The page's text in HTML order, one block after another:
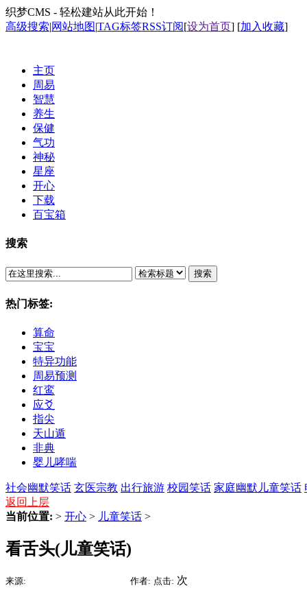
织梦CMS - 轻松建站从此开始！
高级搜索|网站地图|TAG标签RSS订阅[设为首页] [加入收藏]
主页
周易
智慧
养生
保健
气功
神秘
星座
开心
下载
百宝箱
搜索
搜索
热门标签:
算命
宝宝
特异功能
周易预测
红鸾
应爻
指尖
天山遁
非典
婴儿哮喘
社会幽默笑话 玄医宗教 出行旅游 校园笑话 家庭幽默 儿童笑话
返回上层
当前位置: > 开心 > 儿童笑话 >
看舌头(儿童笑话)
来源: 作者: 点击: 次